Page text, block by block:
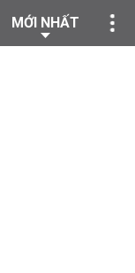
MỚI NHẤT